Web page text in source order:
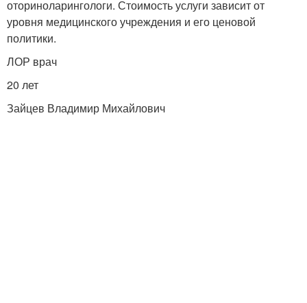
оториноларингологи. Стоимость услуги зависит от
уровня медицинского учреждения и его ценовой
политики.
ЛОР врач
20 лет
Зайцев Владимир Михайлович